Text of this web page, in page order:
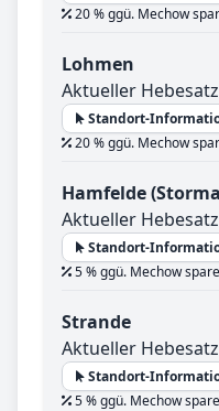
20 % ggü. Mechow
Lohmen
Aktueller
Standort-
20 % ggü. Mechow
Hamfelde
Aktueller
Standort-
5 % ggü. Mechow
Strande
Aktueller
Standort-
5 % ggü. Mechow